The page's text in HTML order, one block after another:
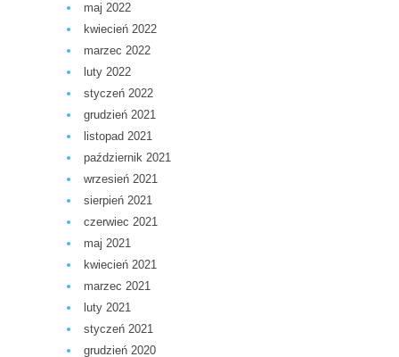
maj 2022
kwiecień 2022
marzec 2022
luty 2022
styczeń 2022
grudzień 2021
listopad 2021
październik 2021
wrzesień 2021
sierpień 2021
czerwiec 2021
maj 2021
kwiecień 2021
marzec 2021
luty 2021
styczeń 2021
grudzień 2020